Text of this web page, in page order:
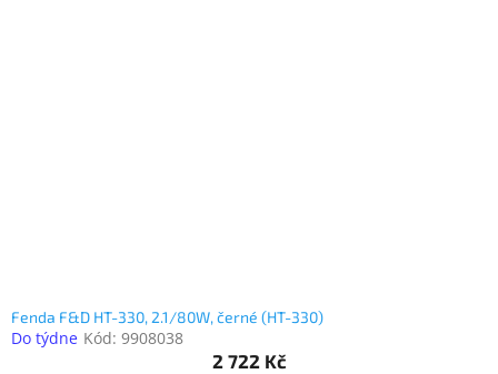
Fenda F&D HT-330, 2.1/80W, černé (HT-330)
Do týdne Kód: 9908038
2 722 Kč